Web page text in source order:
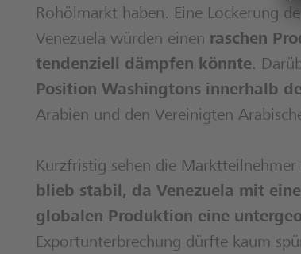
Rohölmarkt haben. Eine Lockerung
Venezuela würden einen raschen
tendenziell dämpfen könnte.
Position Washingtons innerhalb
Arabien und den Vereinigten
Kurzfristig sehen die
blieb stabil, da Venezuela mit
globalen Produktion eine
Exportunterbrechung dürfte kaum